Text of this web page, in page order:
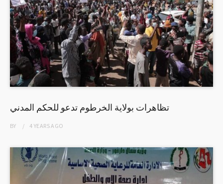
تظاهرات بولاية الخرطوم تدعو للحكم المدني
BY 4 YEARSAGO